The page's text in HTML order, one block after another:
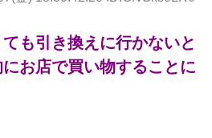
も引き換えに行かないと
お店で買い物することに